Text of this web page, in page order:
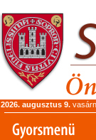
2026. augusztus 9.